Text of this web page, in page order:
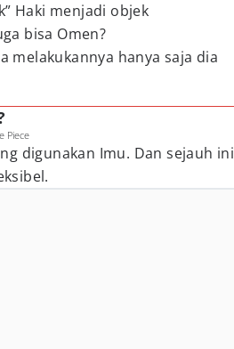
Haki menjadi objek
bisa Omen?
melakukannya hanya saja dia
Piece
digunakan Imu. Dan sejauh ini